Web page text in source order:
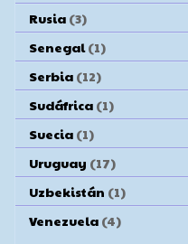
Rusia (3)
Senegal (1)
Serbia (12)
Sudáfrica (1)
Suecia (1)
Uruguay (17)
Uzbekistán (1)
Venezuela (4)